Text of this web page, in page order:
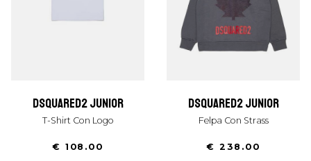
dsquared2 junior
T-Shirt Con Logo
€ 108.00
dsquared2 junior
Felpa Con Strass
€ 238.00